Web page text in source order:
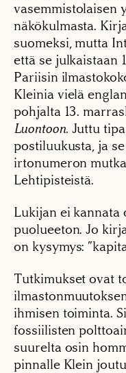
vasemmistolaisen
näkökulmasta.
suomeksi, mutta
että se julkaistaan
Pariisin
Kleinia vielä
pohjalta 13.
Luontoon. Juttu
postiluukusta, ja
irtonumeron
Lehtipisteistä.
Lukijan ei kannata
puolueeton. Jo
on kysymys:
Tutkimukset ovat
ihmisen toiminta.
fossiilisten
suurelta osin
pinnalle Klein